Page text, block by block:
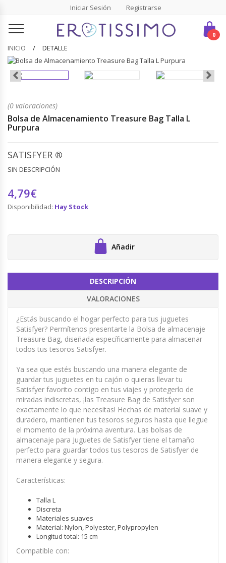
Iniciar Sesión Registrarse
0
INICIO DETALLE
(0 valoraciones)
Bolsa de Almacenamiento Treasure Bag Talla L
Purpura
SATISFYER ®
SIN DESCRIPCIÓN
4,79€
Disponibilidad: Hay Stock
Añadir
DESCRIPCIÓN
VALORACIONES
¿Estás buscando el hogar perfecto para tus juguetes
Satisfyer? Permítenos presentarte la Bolsa de almacenaje
Treasure Bag, diseñada específicamente para almacenar
todos tus tesoros Satisfyer.
Ya sea que estés buscando una manera elegante de
guardar tus juguetes en tu cajón o quieras llevar tu
Satisfyer favorito contigo en tus viajes y protegerlo de
miradas indiscretas, ¡las Treasure Bag de Satisfyer son
exactamente lo que necesitas! Hechas de material suave y
duradero, mantienen tus tesoros seguros hasta que llegue
el momento de la próxima aventura. Las bolsas de
almacenaje para Juguetes de Satisfyer tiene el tamaño
perfecto para guardar todos tus tesoros de Satisfyer de
manera elegante y segura.
Características:
Talla L
Discreta
Materiales suaves
Material: Nylon, Polyester, Polypropylen
Longitud total: 15 cm
Compatible con: